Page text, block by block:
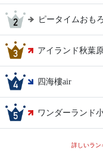
ピータイムおもろ
アイランド秋葉
四海樓air
ワンダーランド
詳しいラン